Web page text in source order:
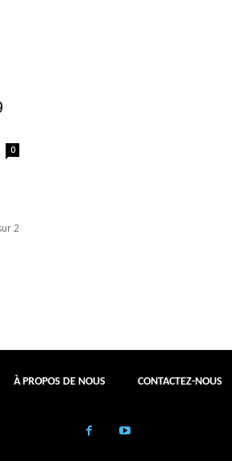
0
2
À PROPOS DE NOUS CONTACTEZ-NOUS